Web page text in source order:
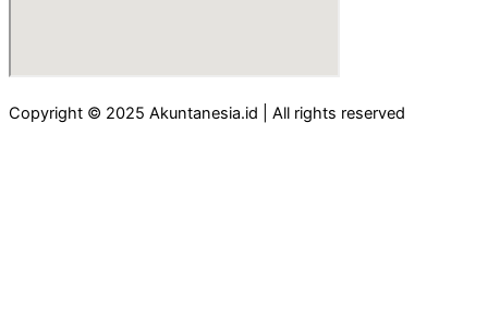
Copyright © 2025 Akuntanesia.id | All rights reserved